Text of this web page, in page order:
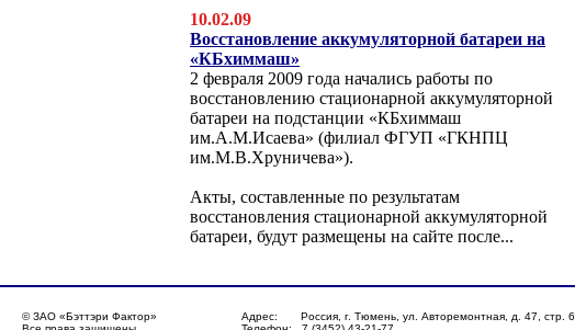
10.02.09
Восстановление аккумуляторной батареи на
«КБхиммаш»
2 февраля 2009 года начались работы по
восстановлению стационарной аккумуляторной
батареи на подстанции «КБхиммаш
им.А.М.Исаева» (филиал ФГУП «ГКНПЦ
им.М.В.Хруничева»).
Акты, составленные по результатам
восстановления стационарной аккумуляторной
батареи, будут размещены на сайте после...
© ЗАО «Бэттэри Фактор»
Адрес: Россия, г. Тюмень, ул. Авторемонтная, д. 47, стр. 6.